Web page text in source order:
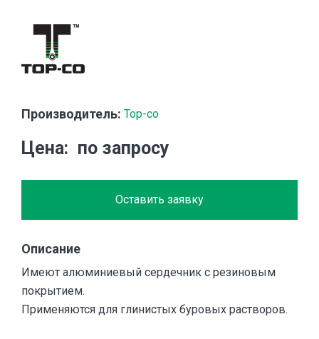
Производитель: Top-co
Цена по запросу
Оставить заявку
Описание
Имеют алюминиевый сердечник с резиновым
покрытием.
Применяются для глинистых буровых растворов.